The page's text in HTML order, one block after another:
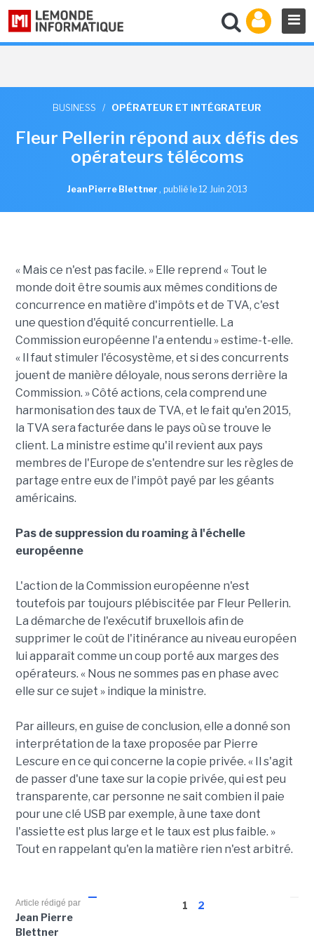
BUSINESS / OPÉRATEUR ET INTÉGRATEUR
Fleur Pellerin répond aux défis des
opérateurs télécoms
Jean Pierre Blettner , publié le 12 Juin 2013
« Mais ce n'est pas facile. » Elle reprend « Tout le
monde doit être soumis aux mêmes conditions de
concurrence en matière d'impôts et de TVA, c'est
une question d'équité concurrentielle. La
Commission européenne l'a entendu » estime-t-elle.
« Il faut stimuler l'écosystème, et si des concurrents
jouent de manière déloyale, nous serons derrière la
Commission. » Côté actions, cela comprend une
harmonisation des taux de TVA, et le fait qu'en 2015,
la TVA sera facturée dans le pays où se trouve le
client. La ministre estime qu'il revient aux pays
membres de l'Europe de s'entendre sur les règles de
partage entre eux de l'impôt payé par les géants
américains.
Pas de suppression du roaming à l'échelle
européenne
L'action de la Commission européenne n'est
toutefois par toujours plébiscitée par Fleur Pellerin.
La démarche de l'exécutif bruxellois afin de
supprimer le coût de l'itinérance au niveau européen
lui apparaît comme un coup porté aux marges des
opérateurs. « Nous ne sommes pas en phase avec
elle sur ce sujet » indique la ministre.
Par ailleurs, en guise de conclusion, elle a donné son
interprétation de la taxe proposée par Pierre
Lescure en ce qui concerne la copie privée. « Il s'agit
de passer d'une taxe sur la copie privée, qui est peu
transparente, car personne ne sait combien il paie
pour une clé USB par exemple, à une taxe dont
l'assiette est plus large et le taux est plus faible. »
Tout en rappelant qu'en la matière rien n'est arbitré.
1 2
Article rédigé par
Jean Pierre
Blettner